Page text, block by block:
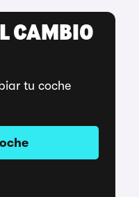
CAMBIO
tu coche